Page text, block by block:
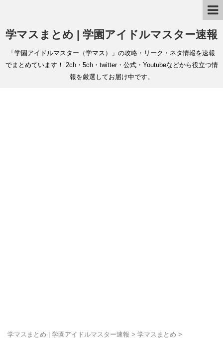
学マスまとめ | 学園アイドルマスター速報
「学園アイドルマスター（学マス）」の攻略・リーク・ネタ情報を速報
でまとめています！ 2ch・5ch・twitter・公式・Youtubeなどから役立つ情
報を厳選してお届け中です。
学マスまとめ | 学園アイドルマスター速報 > 学マスまとめ >